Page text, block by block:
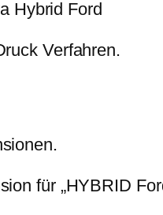
Hybrid Ford
Verfahren.
für „HYBRID